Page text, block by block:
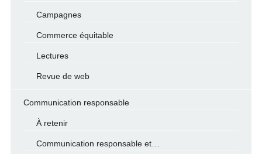
Campagnes
Commerce équitable
Lectures
Revue de web
Communication responsable
À retenir
Communication responsable et…